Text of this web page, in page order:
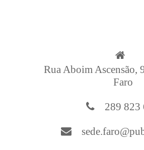
Rua Aboim Ascensão,
Faro
289 823